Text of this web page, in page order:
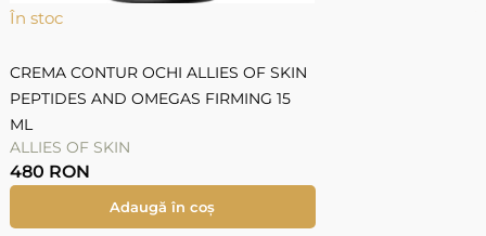
În stoc
CREMA CONTUR OCHI ALLIES OF SKIN
PEPTIDES AND OMEGAS FIRMING 15
ML
ALLIES OF SKIN
480 RON
Adaugă în coș